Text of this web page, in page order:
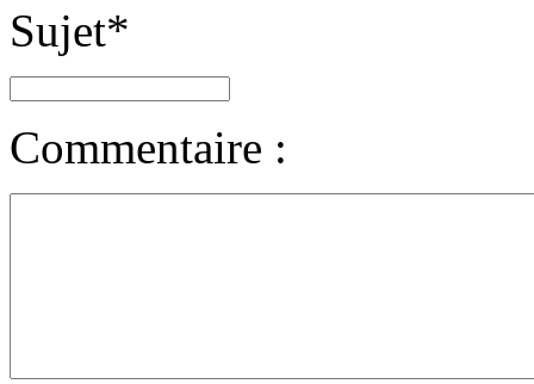
Sujet*
Commentaire :